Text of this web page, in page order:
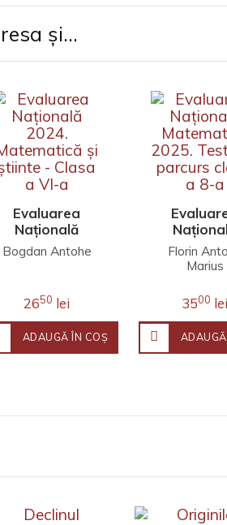
și...
Evaluarea
Națională
2024.
Matematică și
a VI-a
Bogdan Antohe
2650 lei
ADAUGĂ ÎN COŞ
2025.
a 8-a
Florin
Marius
3500 lei